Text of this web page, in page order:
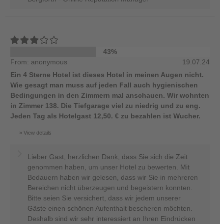
43%
From: anonymous
19.07.24
Ein 4 Sterne Hotel ist dieses Hotel in meinen Augen nicht.
Wie gesagt man muss auf jeden Fall auch hygienischen
Bedingungen in den Zimmern mal anschauen. Wir wohnten
in Zimmer 138. Die Tiefgarage viel zu niedrig und zu eng.
Jeden Tag als Hotelgast 12,50. € zu bezahlen ist Wucher.
View details
Lieber Gast, herzlichen Dank, dass Sie sich die Zeit
genommen haben, um unser Hotel zu bewerten. Mit
Bedauern haben wir gelesen, dass wir Sie in mehreren
Bereichen nicht überzeugen und begeistern konnten.
Bitte seien Sie versichert, dass wir jedem unserer
Gäste einen schönen Aufenthalt bescheren möchten.
Deshalb sind wir sehr interessiert an Ihren Eindrücken